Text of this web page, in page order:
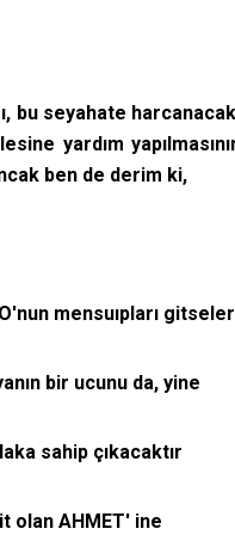
seyahate harcanacak
yardım
ben de derim ki,
mensuıpları gitseler
bir ucunu da, yine
çıkacaktır
AHMET' ine